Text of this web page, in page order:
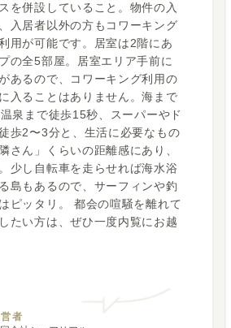
を併設していること。物件の入
入居者以外の方もコワーキング
用が可能です。居室は2階にあ
の全5部屋。居室エリア手前に
あるので、コワーキング利用の
入ることはありません。海まで
泉まで徒歩15秒、スーパーやド
歩2〜3分と、生活に必要なもの
さん」くらいの距離感にあり、
少し自転車を走らせれば海水浴
島もあるので、サーフィンや釣
ピッタリ。 都会の喧騒を離れて
たい方は、ぜひ一度内覧にお越
者